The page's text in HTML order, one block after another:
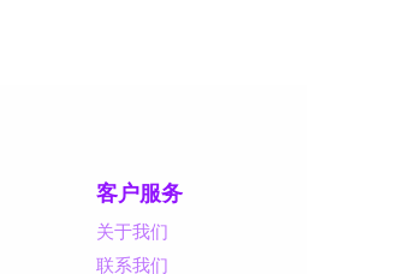
客户服务
关于我们
联系我们